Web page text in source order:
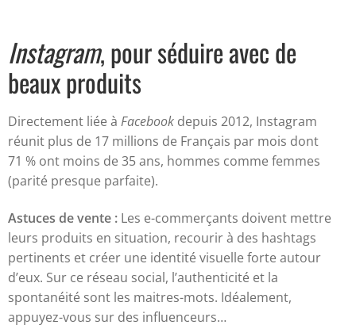
Instagram, pour séduire avec de
beaux produits
Directement liée à Facebook depuis 2012, Instagram
réunit plus de 17 millions de Français par mois dont
71 % ont moins de 35 ans, hommes comme femmes
(parité presque parfaite).
Astuces de vente : Les e-commerçants doivent mettre
leurs produits en situation, recourir à des hashtags
pertinents et créer une identité visuelle forte autour
d’eux. Sur ce réseau social, l’authenticité et la
spontanéité sont les maitres-mots. Idéalement,
appuyez-vous sur des influenceurs…